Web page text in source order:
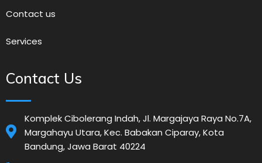
Contact us
Services
Contact Us
Komplek Cibolerang Indah, Jl. Margajaya Raya No.7A,
Margahayu Utara, Kec. Babakan Ciparay, Kota
Bandung, Jawa Barat 40224